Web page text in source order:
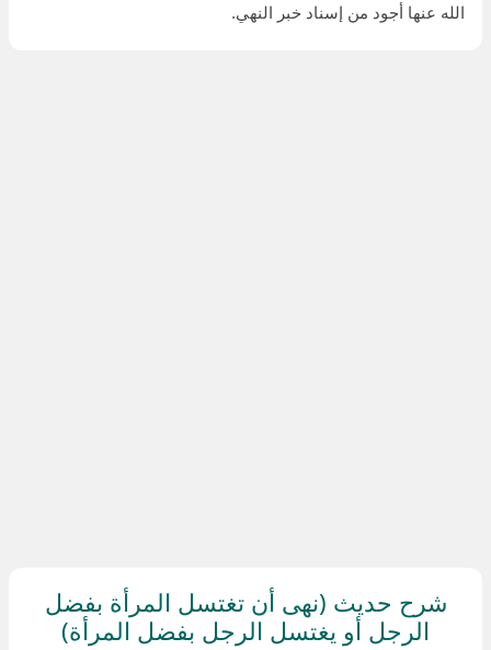
الله عنها أجود من إسناد خبر النهي.
شرح حديث (نهى أن تغتسل المرأة بفضل
الرجل أو يغتسل الرجل بفضل المرأة)